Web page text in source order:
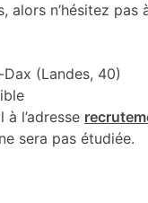
alors n’hésitez pas
(Landes, 40)
l’adresse
sera pas étudiée.